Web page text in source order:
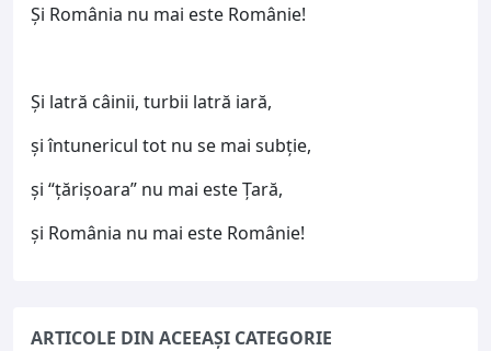
Şi România nu mai este Românie!
Şi latră câinii, turbii latră iară,
şi întunericul tot nu se mai subție,
şi “țărișoara” nu mai este Țară,
şi România nu mai este Românie!
ARTICOLE DIN ACEEAȘI CATEGORIE